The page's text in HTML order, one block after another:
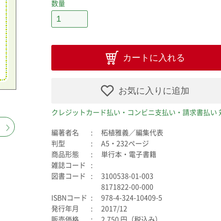
数量
カートに入れる
お気に入りに追加
クレジットカード払い・コンビニ支払い・請求書払い
編著者名
柘植雅義／編集代表
判型
A5・232ページ
商品形態
単行本・電子書籍
雑誌コード
図書コード
3100538-01-003
8171822-00-000
ISBNコード
978-4-324-10409-5
発行年月
2017/12
販売価格
2,750 円（税込み）